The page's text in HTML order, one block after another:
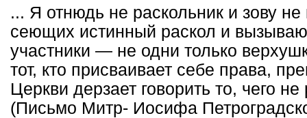
... Я отнюдь не раскольник и зову
сеющих истинный раскол и
участники — не одни только
тот, кто присваивает себе права,
Церкви дерзает говорить то, чего
(Письмо Митр- Иосифа